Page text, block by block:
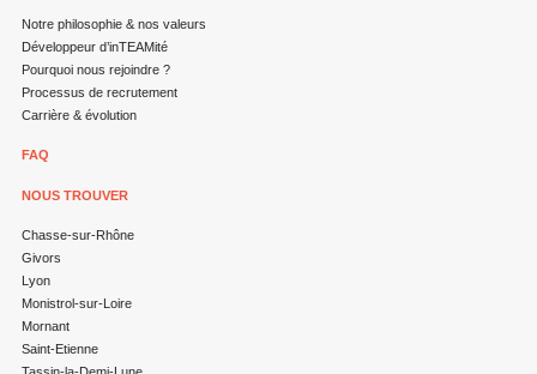
Notre philosophie & nos valeurs
Développeur d’inTEAMité
Pourquoi nous rejoindre ?
Processus de recrutement
Carrière & évolution
FAQ
NOUS TROUVER
Chasse-sur-Rhône
Givors
Lyon
Monistrol-sur-Loire
Mornant
Saint-Etienne